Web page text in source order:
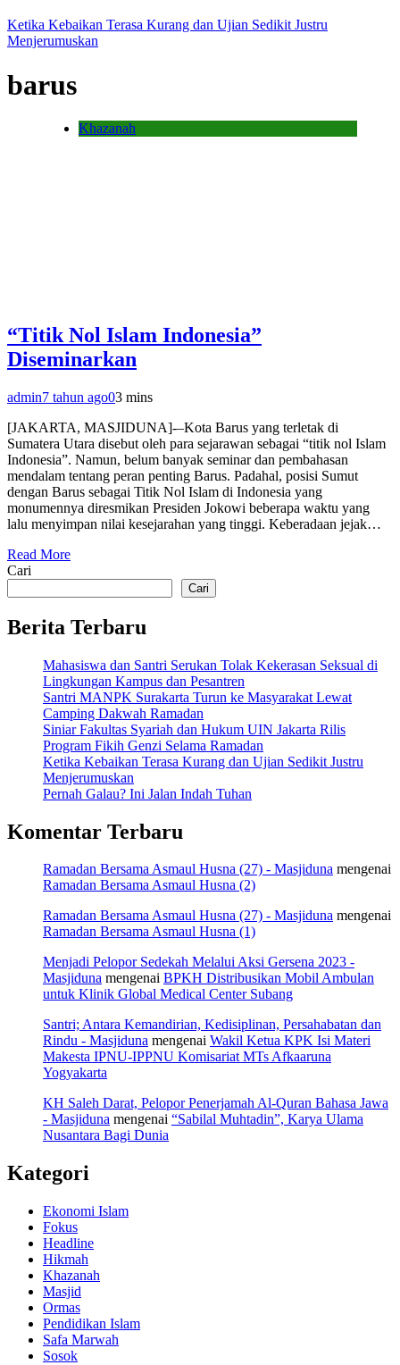
Ketika Kebaikan Terasa Kurang dan Ujian Sedikit Justru
Menjerumuskan
barus
Khazanah
“Titik Nol Islam Indonesia”
Diseminarkan
admin7 tahun ago03 mins
[JAKARTA, MASJIDUNA]-–Kota Barus yang terletak di
Sumatera Utara disebut oleh para sejarawan sebagai “titik nol Islam
Indonesia”. Namun, belum banyak seminar dan pembahasan
mendalam tentang peran penting Barus. Padahal, posisi Sumut
dengan Barus sebagai Titik Nol Islam di Indonesia yang
monumennya diresmikan Presiden Jokowi beberapa waktu yang
lalu menyimpan nilai kesejarahan yang tinggi. Keberadaan jejak…
Read More
Cari
Cari
Berita Terbaru
Mahasiswa dan Santri Serukan Tolak Kekerasan Seksual di
Lingkungan Kampus dan Pesantren
Santri MANPK Surakarta Turun ke Masyarakat Lewat
Camping Dakwah Ramadan
Siniar Fakultas Syariah dan Hukum UIN Jakarta Rilis
Program Fikih Genzi Selama Ramadan
Ketika Kebaikan Terasa Kurang dan Ujian Sedikit Justru
Menjerumuskan
Pernah Galau? Ini Jalan Indah Tuhan
Komentar Terbaru
Ramadan Bersama Asmaul Husna (27) - Masjiduna mengenai
Ramadan Bersama Asmaul Husna (2)
Ramadan Bersama Asmaul Husna (27) - Masjiduna mengenai
Ramadan Bersama Asmaul Husna (1)
Menjadi Pelopor Sedekah Melalui Aksi Gersena 2023 -
Masjiduna mengenai BPKH Distribusikan Mobil Ambulan
untuk Klinik Global Medical Center Subang
Santri; Antara Kemandirian, Kedisiplinan, Persahabatan dan
Rindu - Masjiduna mengenai Wakil Ketua KPK Isi Materi
Makesta IPNU-IPPNU Komisariat MTs Afkaaruna
Yogyakarta
KH Saleh Darat, Pelopor Penerjamah Al-Quran Bahasa Jawa
- Masjiduna mengenai “Sabilal Muhtadin”, Karya Ulama
Nusantara Bagi Dunia
Kategori
Ekonomi Islam
Fokus
Headline
Hikmah
Khazanah
Masjid
Ormas
Pendidikan Islam
Safa Marwah
Sosok